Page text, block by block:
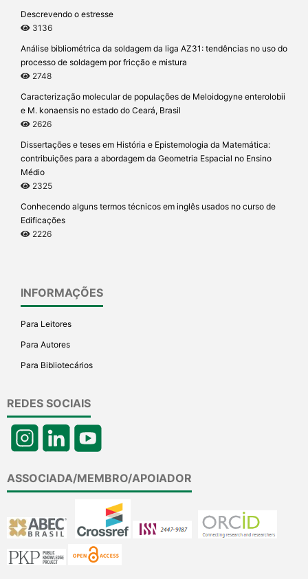
Descrevendo o estresse
3136
Análise bibliométrica da soldagem da liga AZ31: tendências no uso do
processo de soldagem por fricção e mistura
2748
Caracterização molecular de populações de Meloidogyne enterolobii
e M. konaensis no estado do Ceará, Brasil
2626
Dissertações e teses em História e Epistemologia da Matemática:
contribuições para a abordagem da Geometria Espacial no Ensino
Médio
2325
Conhecendo alguns termos técnicos em inglês usados no curso de
Edificações
2226
INFORMAÇÕES
Para Leitores
Para Autores
Para Bibliotecários
REDES SOCIAIS
ASSOCIADA/MEMBRO/APOIADOR